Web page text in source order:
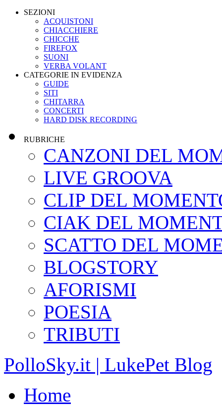
SEZIONI
ACQUISTONI
CHIACCHIERE
CHICCHE
FIREFOX
SUONI
VERBA VOLANT
CATEGORIE IN EVIDENZA
GUIDE
SITI
CHITARRA
CONCERTI
HARD DISK RECORDING
RUBRICHE
CANZONI DEL
LIVE GROOVA
CLIP DEL
CIAK DEL
SCATTO DEL
BLOGSTORY
AFORISMI
POESIA
TRIBUTI
PolloSky.it | LukePet Blog
Home